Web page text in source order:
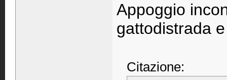
Appoggio
gattodistrada
Citazione: